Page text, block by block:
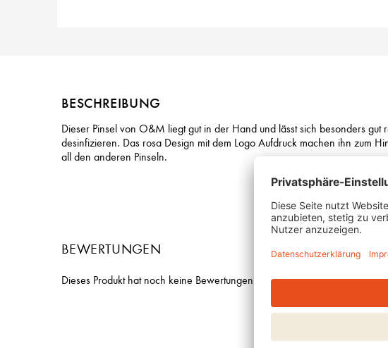
BESCHREIBUNG
Dieser Pinsel von O&M liegt gut in der Hand und lässt sich besonders gut
desinfizieren. Das rosa Design mit dem Logo Aufdruck machen ihn zum
all den anderen Pinseln.
BEWERTUNGEN
Dieses Produkt hat noch keine Bewertungen